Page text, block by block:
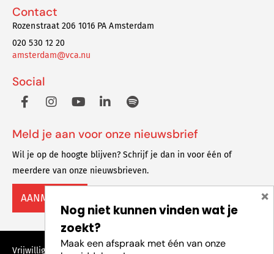
Contact
Rozenstraat 206 1016 PA Amsterdam
020 530 12 20
amsterdam@vca.nu
Social
Meld je aan voor onze nieuwsbrief
Wil je op de hoogte blijven? Schrijf je dan in voor één of
meerdere van onze nieuwsbrieven.
AANMELDEN
Vrijwilligers Centrale Amsterdam © 2023 Alle rechten
Nog niet kunnen vinden wat je
zoekt?
Maak een afspraak met één van onze
×